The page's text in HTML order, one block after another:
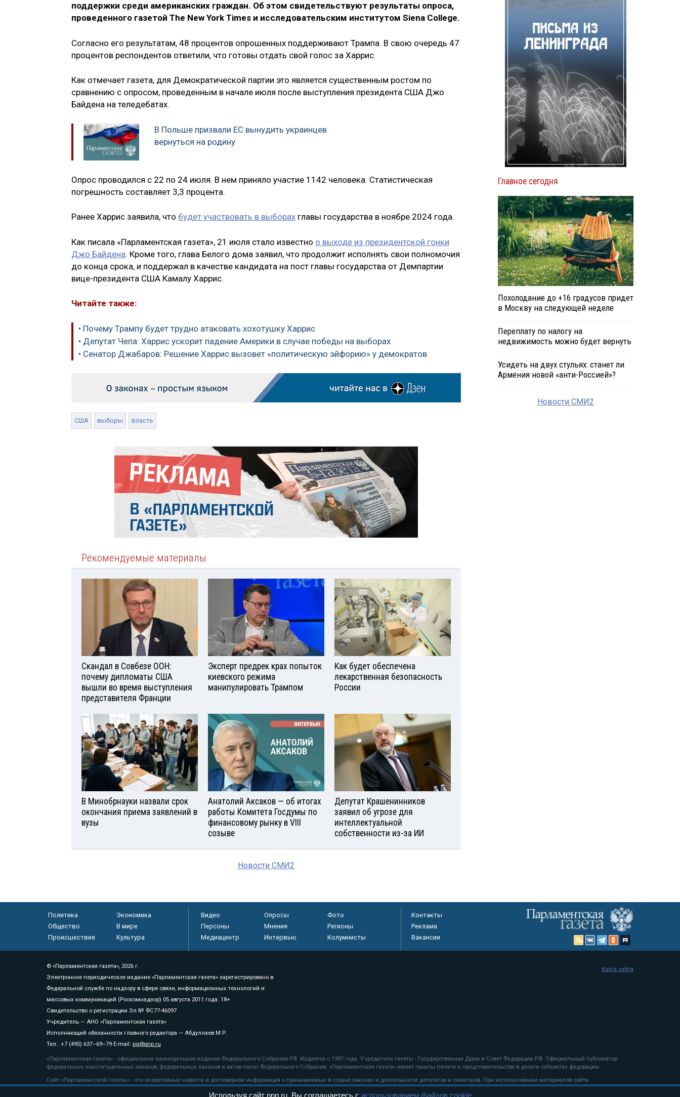
поддержки среди американских граждан. Об этом свидетельствуют результаты опроса,
проведенного газетой The New York Times и исследовательским институтом Siena College.
Согласно его результатам, 48 процентов опрошенных поддерживают Трампа. В свою очередь 47
процентов респондентов ответили, что готовы отдать свой голос за Харрис.
Как отмечает газета, для Демократической партии это является существенным ростом по
сравнению с опросом, проведенным в начале июля после выступления президента США Джо
Байдена на теледебатах.
В Польше призвали ЕС вынудить украинцев
вернуться на родину
Опрос проводился с 22 по 24 июля. В нем приняло участие 1142 человека. Статистическая
погрешность составляет 3,3 процента.
Ранее Харрис заявила, что будет участвовать в выборах главы государства в ноябре 2024 года.
Как писала «Парламентская газета», 21 июля стало известно о выходе из президентской гонки
Джо Байдена. Кроме того, глава Белого дома заявил, что продолжит исполнять свои полномочия
до конца срока, и поддержал в качестве кандидата на пост главы государства от Демпартии
вице-президента США Камалу Харрис.
Читайте также:
• Почему Трампу будет трудно атаковать хохотушку Харрис
• Депутат Чепа: Харрис ускорит падение Америки в случае победы на выборах
• Сенатор Джабаров: Решение Харрис вызовет «политическую эйфорию» у демократов
США выборы власть
Рекомендуемые материалы
Скандал в Совбезе ООН:
почему дипломаты США
вышли во время выступления
представителя Франции
Эксперт предрек крах попыток
киевского режима
манипулировать Трампом
Как будет обеспечена
лекарственная безопасность
России
В Минобрнауки назвали срок
окончания приема заявлений в
вузы
Анатолий Аксаков — об итогах
работы Комитета Госдумы по
финансовому рынку в VIII
созыве
Депутат Крашенинников
заявил об угрозе для
интеллектуальной
собственности из-за ИИ
Новости СМИ2
Главное сегодня
Похолодание до +16 градусов придет
в Москву на следующей неделе
Переплату по налогу на
недвижимость можно будет вернуть
Усидеть на двух стульях: станет ли
Армения новой «анти-Россией»?
Новости СМИ2
Политика
Экономика
Общество
В мире
Происшествия
Культура
Видео Опросы
Фото
Персоны
Мнения
Регионы
Медиацентр
Интервью Колумнисты
Контакты
Реклама
Вакансии
© «Парламентская газета», 2026 г.
Электронное периодическое издание «Парламентская газета» зарегистрировано в
Федеральной службе по надзору в сфере связи, информационных технологий и
массовых коммуникаций (Роскомнадзор) 05 августа 2011 года. 18+
Свидетельство о регистрации Эл № ФС77-46097
Учредитель — АНО «Парламентская газета»
Исполняющий обязанности главного редактора — Абдуллаев М.Р.
Тел.: +7 (495) 637–69–79 E-mail: pg@pnp.ru
«Парламентская газета» - официальное еженедельное издание Федерального Собрания РФ. Издается с 1997 года. Учредители газеты - Государственная Дума и Совет Федерации РФ. Официальный публикатор
федеральных конституционных законов, федеральных законов и актов палат Федерального Собрания. «Парламентская газета» имеет пункты печати и представительства в десяти субъектах федерации.
Сайт «Парламентской газеты» - это оперативные новости и достоверная информация о принимаемых в стране законах и деятельности депутатов и сенаторов. При использовании материалов сайта
«Парламентской газеты» активная ссылка на pnp.ru обязательна.
Карта сайта
Используя сайт pnp.ru, Вы соглашаетесь с использованием файлов cookie